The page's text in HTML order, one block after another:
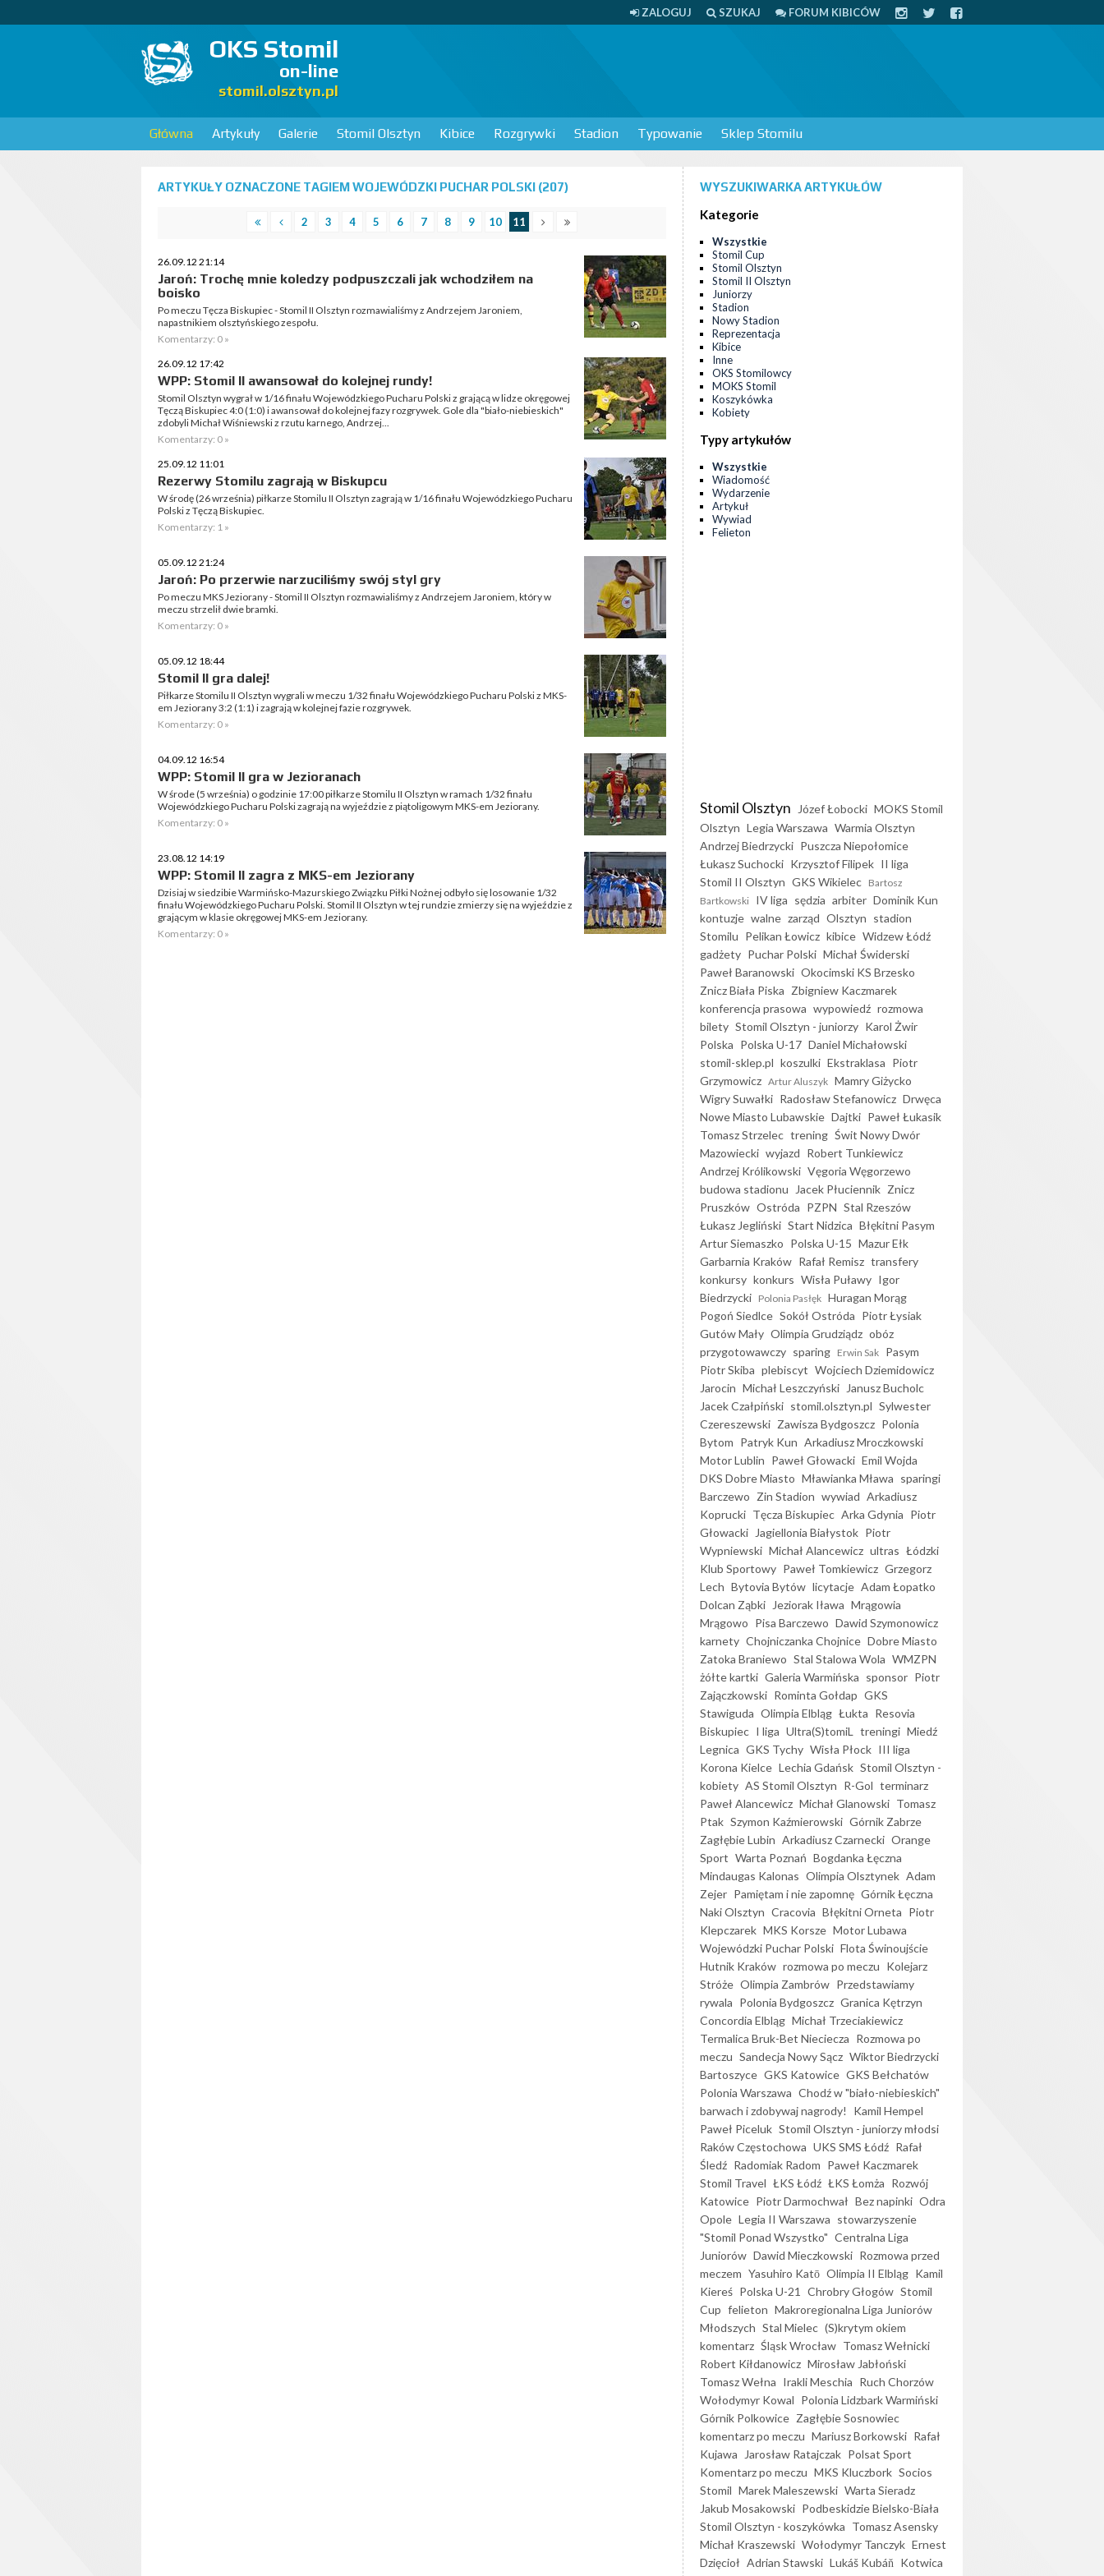
ZALOGUJ SZUKAJ FORUM KIBICÓW
OKS Stomil
on-line
stomil.olsztyn.pl
Główna Artykuły Galerie Stomil Olsztyn Kibice Rozgrywki Stadion Typowanie Sklep Stomilu
ARTYKUŁY OZNACZONE TAGIEM WOJEWÓDZKI PUCHAR POLSKI (207)
2 3 4 5 6 7 8 9 10 11
26.09.12 21:14
Jaroń: Trochę mnie koledzy podpuszczali jak wchodziłem na
boisko
Po meczu Tęcza Biskupiec - Stomil II Olsztyn rozmawialiśmy z Andrzejem Jaroniem,
napastnikiem olsztyńskiego zespołu.
Komentarzy: 0 »
26.09.12 17:42
WPP: Stomil II awansował do kolejnej rundy!
Stomil Olsztyn wygrał w 1/16 finału Wojewódzkiego Pucharu Polski z grającą w lidze okręgowej
Tęczą Biskupiec 4:0 (1:0) i awansował do kolejnej fazy rozgrywek. Gole dla "biało-niebieskich"
zdobyli Michał Wiśniewski z rzutu karnego, Andrzej...
Komentarzy: 0 »
25.09.12 11:01
Rezerwy Stomilu zagrają w Biskupcu
W środę (26 września) piłkarze Stomilu II Olsztyn zagrają w 1/16 finału Wojewódzkiego Pucharu
Polski z Tęczą Biskupiec.
Komentarzy: 1 »
05.09.12 21:24
Jaroń: Po przerwie narzuciliśmy swój styl gry
Po meczu MKS Jeziorany - Stomil II Olsztyn rozmawialiśmy z Andrzejem Jaroniem, który w
meczu strzelił dwie bramki.
Komentarzy: 0 »
05.09.12 18:44
Stomil II gra dalej!
Piłkarze Stomilu II Olsztyn wygrali w meczu 1/32 finału Wojewódzkiego Pucharu Polski z MKS-
em Jeziorany 3:2 (1:1) i zagrają w kolejnej fazie rozgrywek.
Komentarzy: 0 »
04.09.12 16:54
WPP: Stomil II gra w Jezioranach
W środe (5 września) o godzinie 17:00 piłkarze Stomilu II Olsztyn w ramach 1/32 finału
Wojewódzkiego Pucharu Polski zagrają na wyjeździe z piątoligowym MKS-em Jeziorany.
Komentarzy: 0 »
23.08.12 14:19
WPP: Stomil II zagra z MKS-em Jeziorany
Dzisiaj w siedzibie Warmińsko-Mazurskiego Związku Piłki Nożnej odbyło się losowanie 1/32
finału Wojewódzkiego Pucharu Polski. Stomil II Olsztyn w tej rundzie zmierzy się na wyjeździe z
grającym w klasie okręgowej MKS-em Jeziorany.
Komentarzy: 0 »
WYSZUKIWARKA ARTYKUŁÓW
Kategorie
Wszystkie
Stomil Cup
Stomil Olsztyn
Stomil II Olsztyn
Juniorzy
Stadion
Nowy Stadion
Reprezentacja
Kibice
Inne
OKS Stomilowcy
MOKS Stomil
Koszykówka
Kobiety
Typy artykułów
Wszystkie
Wiadomość
Wydarzenie
Artykuł
Wywiad
Felieton
Stomil Olsztyn Józef Łobocki MOKS Stomil
Olsztyn Legia Warszawa Warmia Olsztyn
Andrzej Biedrzycki Puszcza Niepołomice
Łukasz Suchocki Krzysztof Filipek II liga
Stomil II Olsztyn GKS Wikielec Bartosz
Bartkowski IV liga sędzia arbiter Dominik Kun
kontuzje walne zarząd Olsztyn stadion
Stomilu Pelikan Łowicz kibice Widzew Łódź
gadżety Puchar Polski Michał Świderski
Paweł Baranowski Okocimski KS Brzesko
Znicz Biała Piska Zbigniew Kaczmarek
konferencja prasowa wypowiedź rozmowa
bilety Stomil Olsztyn - juniorzy Karol Żwir
Polska Polska U-17 Daniel Michałowski
stomil-sklep.pl koszulki Ekstraklasa Piotr
Grzymowicz Artur Aluszyk Mamry Giżycko
Wigry Suwałki Radosław Stefanowicz Drwęca
Nowe Miasto Lubawskie Dajtki Paweł Łukasik
Tomasz Strzelec trening Świt Nowy Dwór
Mazowiecki wyjazd Robert Tunkiewicz
Andrzej Królikowski Vęgoria Węgorzewo
budowa stadionu
Jacek Płuciennik Znicz
Pruszków Ostróda PZPN Stal Rzeszów
Łukasz Jegliński Start Nidzica Błękitni Pasym
Artur Siemaszko Polska U-15 Mazur Ełk
Garbarnia Kraków Rafał Remisz transfery
konkursy konkurs Wisła Puławy Igor
Biedrzycki Polonia Pasłęk Huragan Morąg
Pogoń Siedlce Sokół Ostróda Piotr Łysiak
Gutów Mały Olimpia Grudziądz obóz
przygotowawczy sparing Erwin Sak Pasym
Piotr Skiba plebiscyt Wojciech Dziemidowicz
Jarocin Michał Leszczyński
Janusz Bucholc
Jacek Czałpiński stomil.olsztyn.pl Sylwester
Czereszewski Zawisza Bydgoszcz Polonia
Bytom Patryk Kun Arkadiusz Mroczkowski
Motor Lublin Paweł Głowacki Emil Wojda
DKS Dobre Miasto Mławianka Mława sparingi
Barczewo Zin Stadion wywiad Arkadiusz
Koprucki Tęcza Biskupiec Arka Gdynia Piotr
Głowacki
Jagiellonia Białystok Piotr
Wypniewski Michał Alancewicz ultras Łódzki
Klub Sportowy Paweł Tomkiewicz Grzegorz
Lech Bytovia Bytów licytacje Adam Łopatko
Dolcan Ząbki
Jeziorak Iława Mrągowia
Mrągowo Pisa Barczewo Dawid Szymonowicz
karnety Chojniczanka Chojnice Dobre Miasto
Zatoka Braniewo Stal Stalowa Wola WMZPN
żółte kartki Galeria Warmińska sponsor Piotr
Zajączkowski Rominta Gołdap GKS
Stawiguda Olimpia Elbląg Łukta Resovia
Biskupiec I liga Ultra(S)tomiL treningi Miedź
Legnica GKS Tychy Wisła Płock III liga
Korona Kielce Lechia Gdańsk Stomil Olsztyn -
kobiety AS Stomil Olsztyn R-Gol terminarz
Paweł Alancewicz Michał Glanowski Tomasz
Ptak Szymon Kaźmierowski Górnik Zabrze
Zagłębie Lubin Arkadiusz Czarnecki Orange
Sport Warta Poznań Bogdanka Łęczna
Mindaugas Kalonas Olimpia Olsztynek Adam
Zejer Pamiętam i nie zapomnę Górnik Łęczna
Naki Olsztyn Cracovia Błękitni Orneta Piotr
Klepczarek MKS Korsze Motor Lubawa
Wojewódzki Puchar Polski Flota Świnoujście
Hutnik Kraków rozmowa po meczu Kolejarz
Stróże Olimpia Zambrów Przedstawiamy
rywala Polonia Bydgoszcz Granica Kętrzyn
Concordia Elbląg Michał Trzeciakiewicz
Termalica Bruk-Bet Nieciecza Rozmowa po
meczu Sandecja Nowy Sącz Wiktor Biedrzycki
Bartoszyce GKS Katowice GKS Bełchatów
Polonia Warszawa Chodź w "biało-niebieskich"
barwach i zdobywaj nagrody!
Kamil Hempel
Paweł Piceluk Stomil Olsztyn - juniorzy młodsi
Raków Częstochowa UKS SMS Łódź Rafał
Śledź Radomiak Radom Paweł Kaczmarek
Stomil Travel ŁKS Łódź ŁKS Łomża Rozwój
Katowice Piotr Darmochwał Bez napinki Odra
Opole Legia II Warszawa stowarzyszenie
"Stomil Ponad Wszystko" Centralna Liga
Juniorów Dawid Mieczkowski Rozmowa przed
meczem Yasuhiro Katō Olimpia II Elbląg Kamil
Kiereś Polska U-21 Chrobry Głogów Stomil
Cup felieton Makroregionalna Liga Juniorów
Młodszych Stal Mielec (S)krytym okiem
komentarz Śląsk Wrocław Tomasz Wełnicki
Robert Kiłdanowicz Mirosław Jabłoński
Tomasz Wełna Irakli Meschia Ruch Chorzów
Wołodymyr Kowal Polonia Lidzbark Warmiński
Górnik Polkowice Zagłębie Sosnowiec
komentarz po meczu Mariusz Borkowski Rafał
Kujawa
Jarosław Ratajczak Polsat Sport
Komentarz po meczu MKS Kluczbork Socios
Stomil Marek Maleszewski Warta Sieradz
Jakub Mosakowski Podbeskidzie Bielsko-Biała
Stomil Olsztyn - koszykówka Tomasz Asensky
Michał Kraszewski Wołodymyr Tanczyk Ernest
Dzięcioł Adrian Stawski Lukáš Kubáň Kotwica